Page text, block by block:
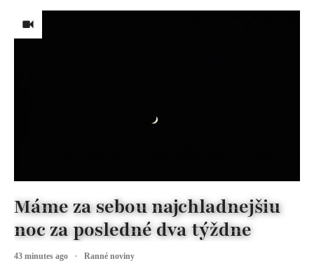
Máme za sebou najchladnejšiu
noc za posledné dva týždne
43 minutes ago Ranné noviny